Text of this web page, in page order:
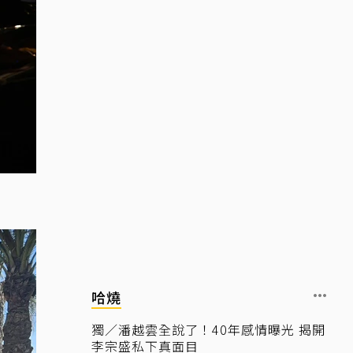
哈燒
獨／潘越雲全說了！40年感情曝光 揭開
李宗盛私下真面目